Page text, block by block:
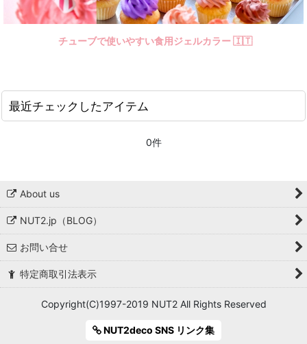
チューブで使いやすい食用ジェルカラー 🇮🇹
最近チェックしたアイテム
0件
About us
NUT2.jp（BLOG）
お問い合せ
特定商取引法表示
Copyright(C)1997-2019 NUT2 All Rights Reserved
NUT2deco SNS リンク集